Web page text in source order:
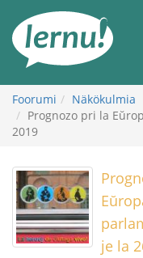
sisältöön
Foorumi
Näkökulmia
Prognozo pri la
2019
je la